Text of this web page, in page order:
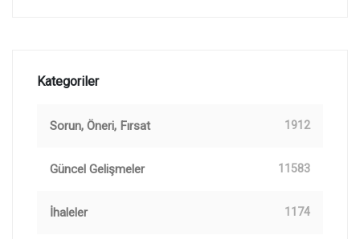
Kategoriler
Sorun, Öneri, Fırsat 1912
Güncel Gelişmeler 11583
İhaleler 1174